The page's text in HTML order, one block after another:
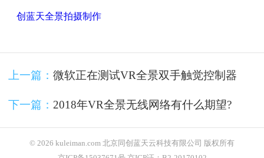
创蓝天全景拍摄制作
上一篇： 微软正在测试VR全景双手触觉控制器
下一篇： 2018年VR全景无线网络有什么期望?
© 2026 kuleiman.com 北京同创蓝天云科技有限公司 版权所有